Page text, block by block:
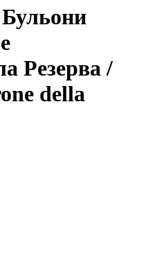
Резерва /
della